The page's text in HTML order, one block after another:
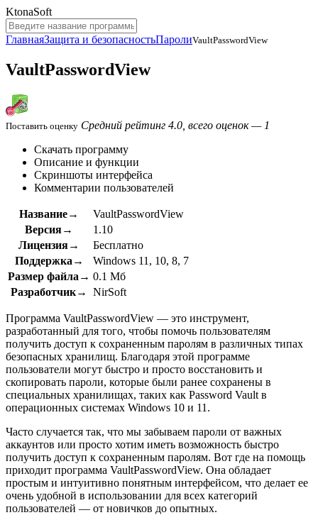
KtonaSoft
ГлавнаяЗащита и безопасностьПаролиVaultPasswordView
VaultPasswordView
Поставить оценку Средний рейтинг 4.0, всего оценок — 1
Скачать программу
Описание и функции
Скриншоты интерфейса
Комментарии пользователей
Название→
VaultPasswordView
Версия→
1.10
Лицензия→
Бесплатно
Поддержка→
Windows 11, 10, 8, 7
Размер файла→ 0.1 Мб
Разработчик→
NirSoft
Программа VaultPasswordView — это инструмент,
разработанный для того, чтобы помочь пользователям
получить доступ к сохраненным паролям в различных типах
безопасных хранилищ. Благодаря этой программе
пользователи могут быстро и просто восстановить и
скопировать пароли, которые были ранее сохранены в
специальных хранилищах, таких как Password Vault в
операционных системах Windows 10 и 11.
Часто случается так, что мы забываем пароли от важных
аккаунтов или просто хотим иметь возможность быстро
получить доступ к сохраненным паролям. Вот где на помощь
приходит программа VaultPasswordView. Она обладает
простым и интуитивно понятным интерфейсом, что делает ее
очень удобной в использовании для всех категорий
пользователей — от новичков до опытных.